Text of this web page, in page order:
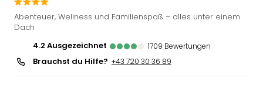
Abenteuer, Wellness und Familienspaß – alles unter einem
Dach
4.2
ausgezeichnet 1709 Bewertungen
Brauchst du Hilfe? +43 720 30 36 89